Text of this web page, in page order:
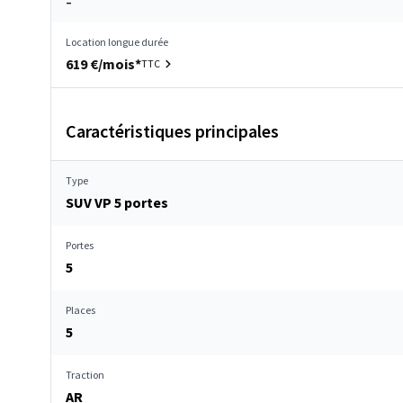
Location longue durée
619 €/mois*TTC
Caractéristiques principales
Type
SUV VP 5 portes
Portes
5
Places
5
Traction
AR